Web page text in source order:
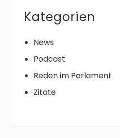
Kategorien
News
Podcast
Reden im Parlament
Zitate